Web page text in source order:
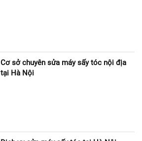
Cơ sở chuyên sửa máy sấy tóc nội địa
tại Hà Nội